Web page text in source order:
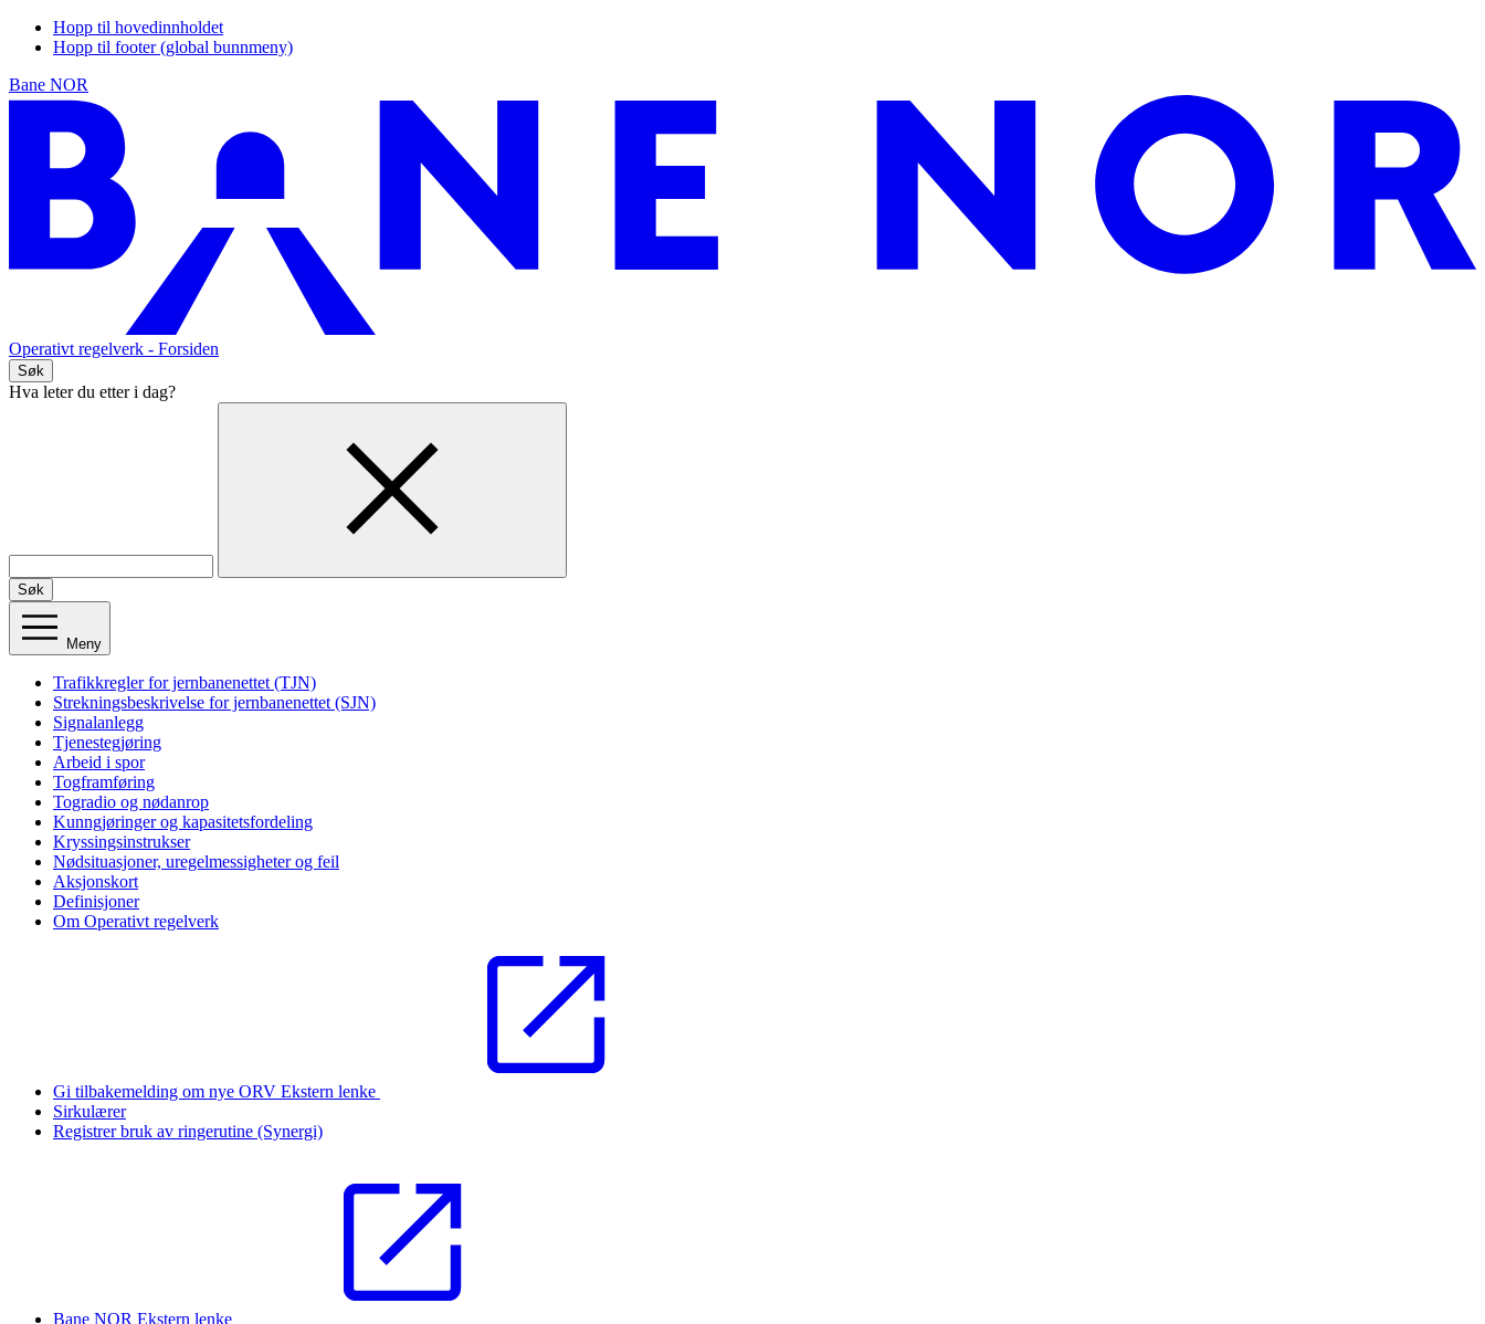
Hopp til hovedinnholdet
Hopp til footer (global bunnmeny)
Bane NOR
Operativt regelverk - Forsiden
Søk
Hva leter du etter i dag?
Søk
Meny
Trafikkregler for jernbanenettet (TJN)
Strekningsbeskrivelse for jernbanenettet (SJN)
Signalanlegg
Tjenestegjøring
Arbeid i spor
Togframføring
Togradio og nødanrop
Kunngjøringer og kapasitetsfordeling
Kryssingsinstrukser
Nødsituasjoner, uregelmessigheter og feil
Aksjonskort
Definisjoner
Om Operativt regelverk
Gi tilbakemelding om nye ORV Ekstern lenke
Sirkulærer
Registrer bruk av ringerutine (Synergi)
Bane NOR Ekstern lenke